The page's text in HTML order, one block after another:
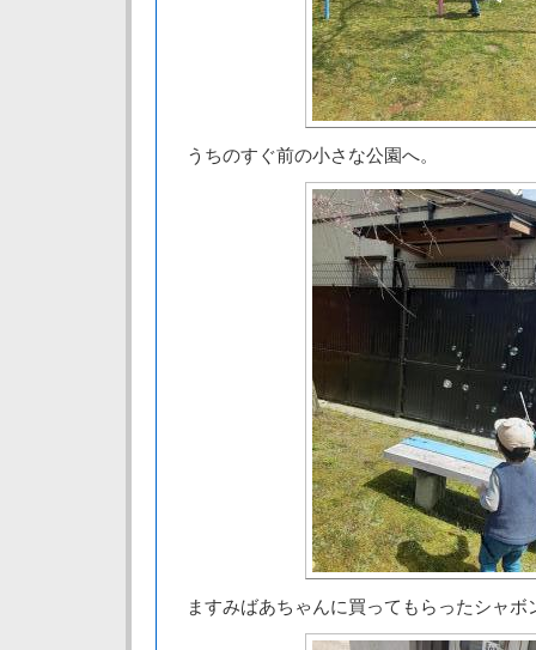
うちのすぐ前の小さな公園へ。
ますみばあちゃんに買ってもらったシャボ